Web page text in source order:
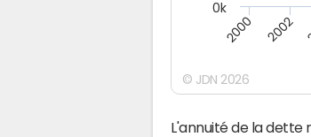
2000 2002
0k
© JDN 2026
L'annuité de la